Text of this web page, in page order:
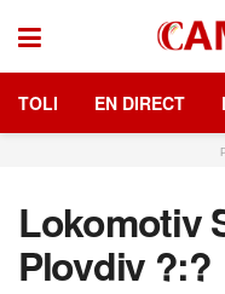
TOLI EN DIRECT
Lokomotiv
Plovdiv ?:?